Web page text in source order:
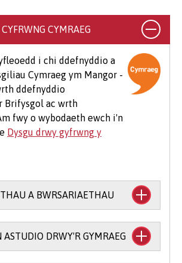
costau ychwanegol cyffredin sy'n
i fyfyrwyr ar bob cwrs, er
yn mynychu eich
bydd cost am logi gŵn (£25-
docynnau gwestai ychwanegol
CYMRAEG
i chi ddefnyddio a
Cymraeg ym Mangor -
ddefnyddio
Brifysgol ac wrth
fwy o wybodaeth ewch i'n
Dysgu drwy gyfrwng y
A BWRSARIAETHAU
ariannol ar gael i astudio
y Gymraeg:
ASTUDIO DRWY'R GYMRAEG